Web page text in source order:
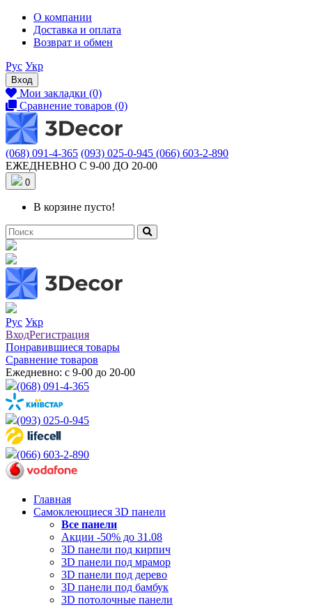
О компании
Доставка и оплата
Возврат и обмен
Рус Укр
Вход
Мои закладки (0)
Сравнение товаров (0)
(068) 091-4-365 (093) 025-0-945 (066) 603-2-890
ЕЖЕДНЕВНО С 9-00 ДО 20-00
0
В корзине пусто!
Рус Укр
ВходРегистрация
Понравившиеся товары
Сравнение товаров
Ежедневно: с 9-00 до 20-00
(068) 091-4-365
(093) 025-0-945
(066) 603-2-890
Главная
Самоклеющиеся 3D панели
Все панели
Акции -50% до 31.08
3D панели под кирпич
3D панели под мрамор
3D панели под дерево
3D панели под бамбук
3D потолочные панели